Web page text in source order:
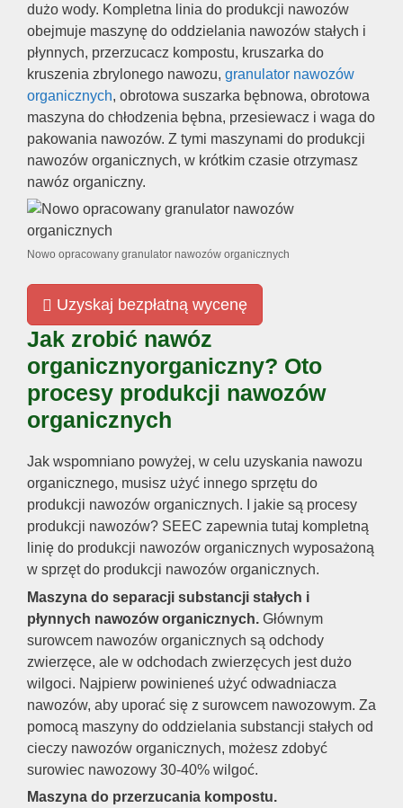
dużo wody. Kompletna linia do produkcji nawozów
obejmuje maszynę do oddzielania nawozów stałych i
płynnych, przerzucacz kompostu, kruszarka do
kruszenia zbrylonego nawozu, granulator nawozów
organicznych, obrotowa suszarka bębnowa, obrotowa
maszyna do chłodzenia bębna, przesiewacz i waga do
pakowania nawozów. Z tymi maszynami do produkcji
nawozów organicznych, w krótkim czasie otrzymasz
nawóz organiczny.
Nowo opracowany granulator nawozów organicznych
Uzyskaj bezpłatną wycenę
Jak zrobić nawóz
organicznyorganiczny? Oto
procesy produkcji nawozów
organicznych
Jak wspomniano powyżej, w celu uzyskania nawozu
organicznego, musisz użyć innego sprzętu do
produkcji nawozów organicznych. I jakie są procesy
produkcji nawozów? SEEC zapewnia tutaj kompletną
linię do produkcji nawozów organicznych wyposażoną
w sprzęt do produkcji nawozów organicznych.
Maszyna do separacji substancji stałych i
płynnych nawozów organicznych. Głównym
surowcem nawozów organicznych są odchody
zwierzęce, ale w odchodach zwierzęcych jest dużo
wilgoci. Najpierw powinieneś użyć odwadniacza
nawozów, aby uporać się z surowcem nawozowym. Za
pomocą maszyny do oddzielania substancji stałych od
cieczy nawozów organicznych, możesz zdobyć
surowiec nawozowy 30-40% wilgoć.
Maszyna do przerzucania kompostu.